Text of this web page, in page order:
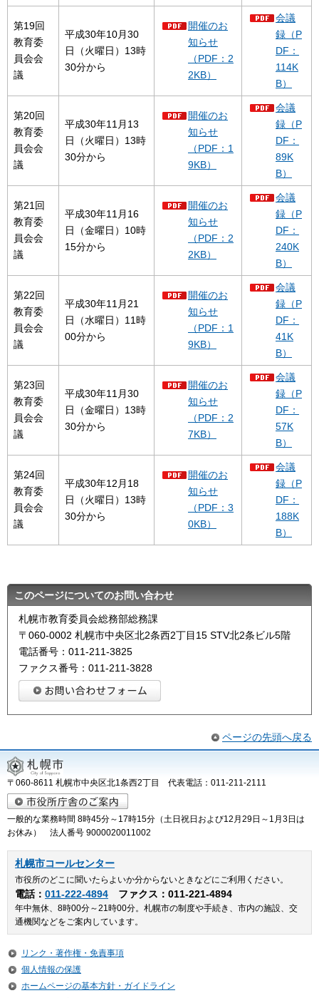
第19回
教育委
員会会
議
平成30年10月30
日（火曜日）13時
30分から
開催のお
知らせ
（PDF：2
2KB）
会議
録（P
DF：
114K
B）
第20回
教育委
員会会
議
平成30年11月13
日（火曜日）13時
30分から
開催のお
知らせ
（PDF：1
9KB）
会議
録（P
DF：
89K
B）
第21回
教育委
員会会
議
平成30年11月16
日（金曜日）10時
15分から
開催のお
知らせ
（PDF：2
2KB）
会議
録（P
DF：
240K
B）
第22回
教育委
員会会
議
平成30年11月21
日（水曜日）11時
00分から
開催のお
知らせ
（PDF：1
9KB）
会議
録（P
DF：
41K
B）
第23回
教育委
員会会
議
平成30年11月30
日（金曜日）13時
30分から
開催のお
知らせ
（PDF：2
7KB）
会議
録（P
DF：
57K
B）
第24回
教育委
員会会
議
平成30年12月18
日（火曜日）13時
30分から
開催のお
知らせ
（PDF：3
0KB）
会議
録（P
DF：
188K
B）
このページについてのお問い合わせ
札幌市教育委員会総務部総務課
〒060-0002 札幌市中央区北2条西2丁目15 STV北2条ビル5階
電話番号：011-211-3825
ファクス番号：011-211-3828
ページの先頭へ戻る
〒060-8611 札幌市中央区北1条西2丁目 代表電話：011-211-2111
一般的な業務時間 8時45分～17時15分（土日祝日および12月29日～1月3日は
お休み） 法人番号 9000020011002
札幌市コールセンター
市役所のどこに聞いたらよいか分からないときなどにご利用ください。
電話： 011-222-4894 ファクス：011-221-4894
年中無休、8時00分～21時00分。札幌市の制度や手続き、市内の施設、交
通機関などをご案内しています。
リンク・著作権・免責事項
個人情報の保護
ホームページの基本方針・ガイドライン